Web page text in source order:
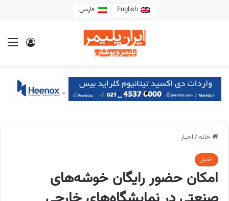
English فارسی
خانه/ اخبار
اخبار
امکان حضور رایگان خوشه‎‌های